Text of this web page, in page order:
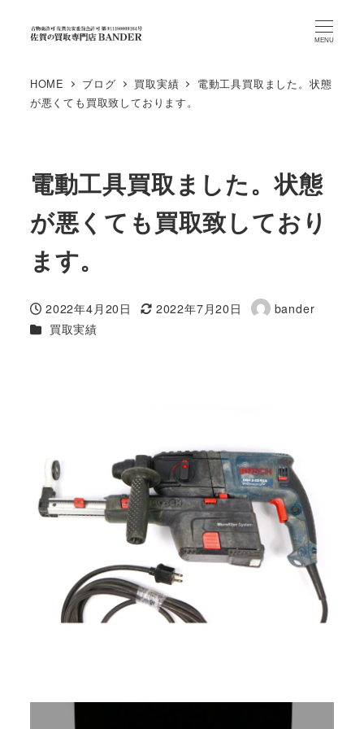
MENU
HOME ブログ 買取実績
電動工具買取ました。状態
が悪くても買取致しております。
電動工具買取ました。状態
が悪くても買取致しており
ます。
投稿日
2022年4月20日
更新日
2022年7月20日
著
bander
カテゴリー
買取実績